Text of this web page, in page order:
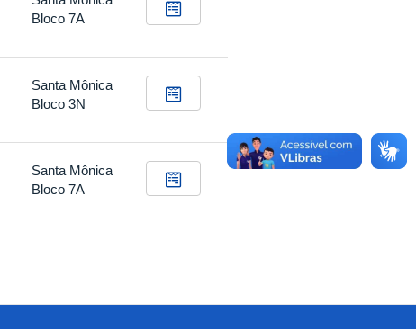
Bloco 7A
Santa Mônica
Bloco 3N
Santa Mônica
Bloco 7A